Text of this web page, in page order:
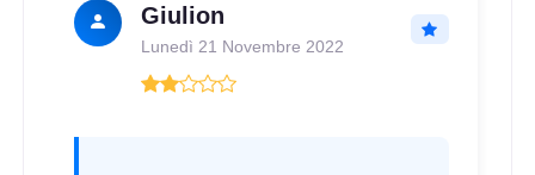
Giulion
Lunedì 21 Novembre 2022